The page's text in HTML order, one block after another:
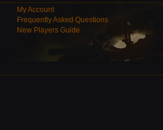
My Account
Frequently Asked Questions
New Players Guide